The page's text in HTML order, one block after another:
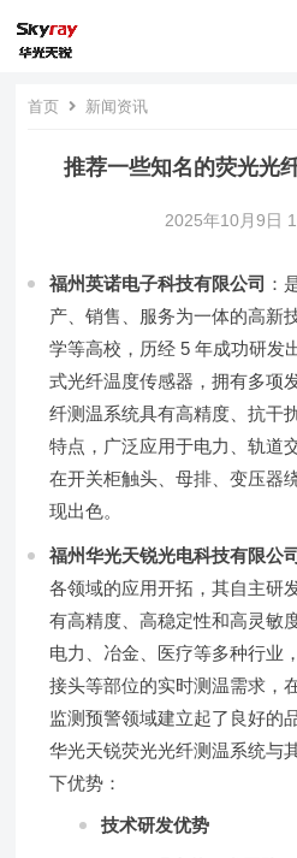
首页 新闻资讯
推荐一些知名的荧光光
2025年10月9日
福州英诺电子科技有限公司 ：
产、销售、服务为一体的高新
学等高校，历经 5 年成功研发
式光纤温度传感器，拥有多项
纤测温系统具有高精度、抗干
特点，广泛应用于电力、轨道
在开关柜触头、母排、变压器
现出色。
福州华光天锐光电科技有限公司
各领域的应用开拓，其自主研
有高精度、高稳定性和高灵敏
电力、冶金、医疗等多种行业
接头等部位的实时测温需求，
监测预警领域建立起了良好的
华光天锐荧光光纤测温系统与
下优势：
技术研发优势